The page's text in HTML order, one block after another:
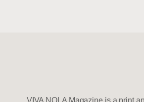
VIVA NOLA Magazine is a print